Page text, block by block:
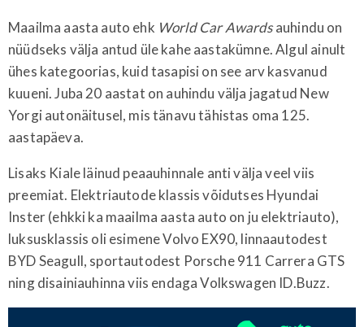
Maailma aasta auto ehk World Car Awardsauhindu on
nüüdseks välja antud üle kahe aastakümne. Algul ainult
ühes kategoorias, kuid tasapisi on see arv kasvanud
kuueni. Juba 20 aastat on auhindu välja jagatud New
Yorgi autonäitusel, mis tänavu tähistas oma 125.
aastapäeva.
Lisaks Kiale läinud peaauhinnale anti välja veel viis
preemiat. Elektriautode klassis võidutses Hyundai
Inster (ehkki ka maailma aasta auto on ju elektriauto),
luksusklassis oli esimene Volvo EX90, linnaautodest
BYD Seagull, sportautodest Porsche 911 Carrera GTS
ning disainiauhinna viis endaga Volkswagen ID.Buzz.